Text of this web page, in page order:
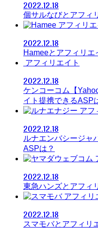
2022.12.18
個サルなびとアフィ
アフィリエ
2022.12.18
Hameeとアフィリエ
アフィリエイト
2022.12.18
ケンコーコム【
イト提携できるASP
アフ
2022.12.18
ルナエンバシージャ
ASPは？
2022.12.18
東急ハンズとアフィ
アフィリ
2022.12.18
スマモバとアフィリ